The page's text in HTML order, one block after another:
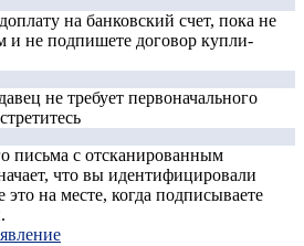
на банковский счет, пока не
и не подпишете договор купли-
не требует первоначального
письма с отсканированным
что вы идентифицировали
это на месте, когда подписываете